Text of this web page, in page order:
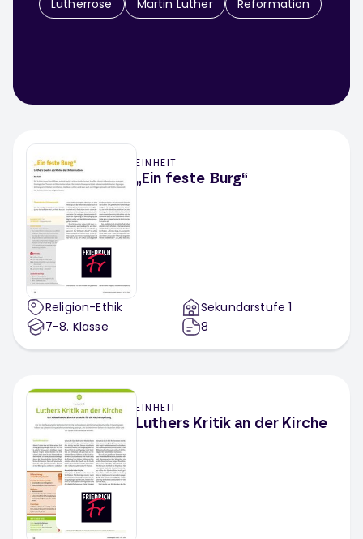
Lutherrose Martin Luther Reformation
EINHEIT
„Ein feste Burg“
Religion-Ethik
7-8. Klasse
Sekundarstufe 1
8
EINHEIT
Luthers Kritik an der Kirche